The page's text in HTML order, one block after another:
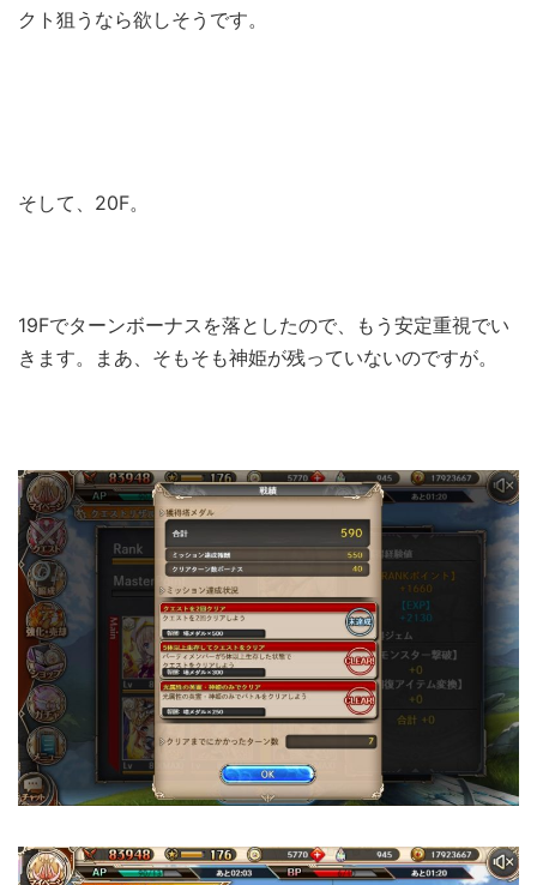
クト狙うなら欲しそうです。
そして、20F。
19Fでターンボーナスを落としたので、もう安定重視でい
きます。まあ、そもそも神姫が残っていないのですが。